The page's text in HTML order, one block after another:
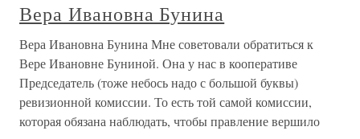
Вера Ивановна Бунина
Вера Ивановна Бунина Мне советовали обратиться к
Вере Ивановне Буниной. Она у нас в кооперативе
Председатель (тоже небось надо с большой буквы)
ревизионной комиссии. То есть той самой комиссии,
которая обязана наблюдать, чтобы правление вершило